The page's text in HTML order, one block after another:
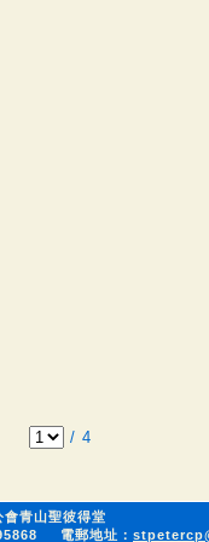
/ 4
會青山聖彼得堂
電郵地址：